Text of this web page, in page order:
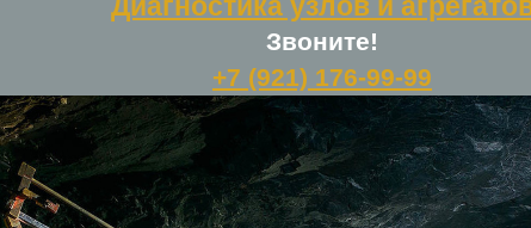
Звоните!
+7 (921) 176-99-99